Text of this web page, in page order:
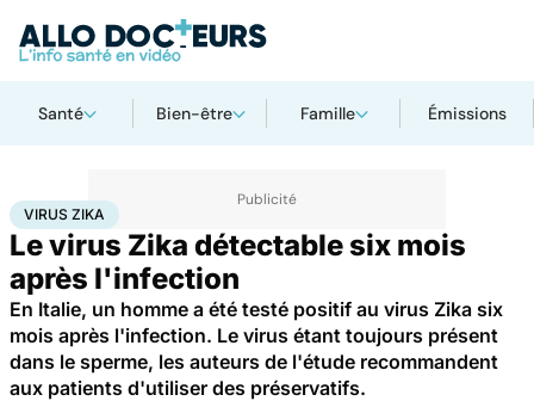
Santé Bien-être Famille Émissions
Accueil Santé Virus Zika
VIRUS ZIKA
Le virus Zika détectable six mois
après l'infection
En Italie, un homme a été testé positif au virus Zika six
mois après l'infection. Le virus étant toujours présent
dans le sperme, les auteurs de l'étude recommandent
aux patients d'utiliser des préservatifs.